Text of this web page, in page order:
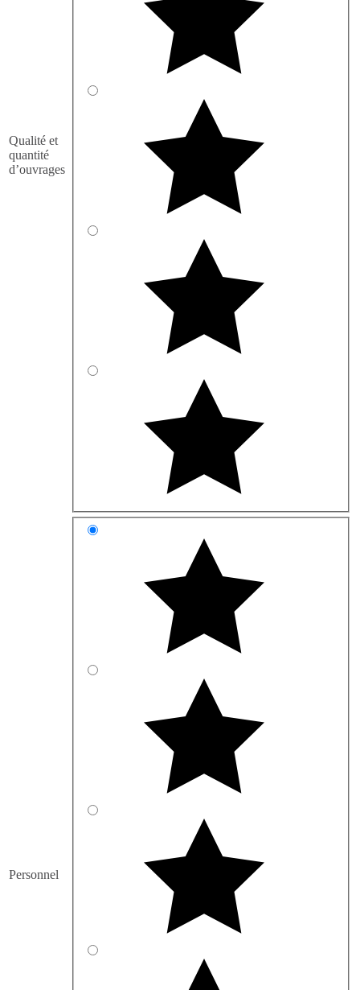
Qualité et
quantité
d’ouvrages
Personnel